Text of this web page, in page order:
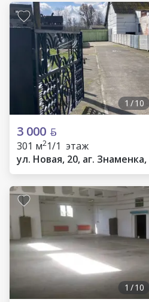
1 /10
3 000
301 м21/1 этаж
ул. Новая, 20, аг.
1 /10